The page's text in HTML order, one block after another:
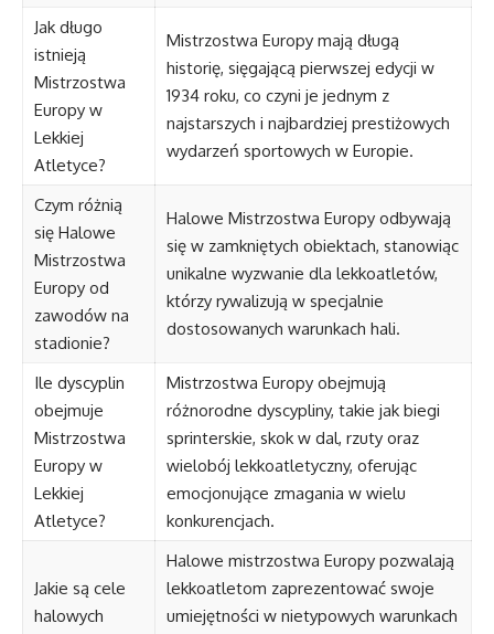
Jak długo
istnieją
Mistrzostwa
Europy w
Lekkiej
Atletyce?
Mistrzostwa Europy mają długą
historię, sięgającą pierwszej edycji w
1934 roku, co czyni je jednym z
najstarszych i najbardziej prestiżowych
wydarzeń sportowych w Europie.
Czym różnią
się Halowe
Mistrzostwa
Europy od
zawodów na
stadionie?
Halowe Mistrzostwa Europy odbywają
się w zamkniętych obiektach, stanowiąc
unikalne wyzwanie dla lekkoatletów,
którzy rywalizują w specjalnie
dostosowanych warunkach hali.
Ile dyscyplin
obejmuje
Mistrzostwa
Europy w
Lekkiej
Atletyce?
Mistrzostwa Europy obejmują
różnorodne dyscypliny, takie jak biegi
sprinterskie, skok w dal, rzuty oraz
wielobój lekkoatletyczny, oferując
emocjonujące zmagania w wielu
konkurencjach.
Jakie są cele
halowych
Halowe mistrzostwa Europy pozwalają
lekkoatletom zaprezentować swoje
umiejętności w nietypowych warunkach